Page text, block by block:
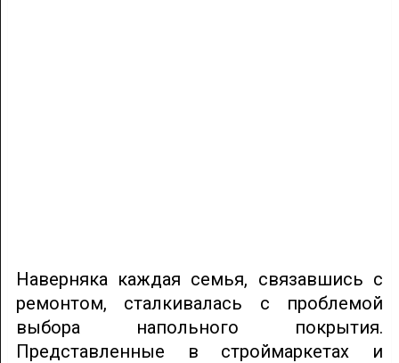
Наверняка каждая семья, связавшись с
ремонтом, сталкивалась с проблемой
выбора напольного покрытия.
Представленные в строймаркетах и